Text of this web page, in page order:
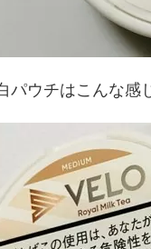
パウチはこんな感